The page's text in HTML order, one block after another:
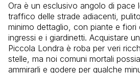
Ora è un esclusivo angolo di pace
traffico delle strade adiacenti,
minimo dettaglio, con piante e fiori
ingressi e i giardinetti. Acquistare
Piccola Londra è roba per veri
stelle, ma noi comuni mortali
ammirarli e godere per qualche